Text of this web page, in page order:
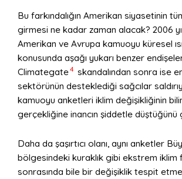
Bu farkındalığın Amerikan siyasetinin
girmesi ne kadar zaman alacak? 2006
Amerikan ve Avrupa kamuoyu küresel
konusunda aşağı yukarı benzer
Climategate4 skandalından sonra ise
sektörünün desteklediği sağcılar
kamuoyu anketleri iklim değişikliğinin
gerçekliğine inancın şiddetle düştüğünü
Daha da şaşırtıcı olanı, aynı anketler
bölgesindeki kuraklık gibi ekstrem iklim
sonrasında bile bir değişiklik tespit